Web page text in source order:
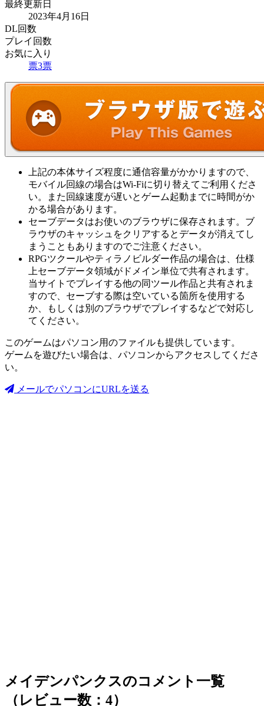
最終更新日
2023年4月16日
DL回数
プレイ回数
お気に入り
票3票
上記の本体サイズ程度に通信容量がかかりますので、
モバイル回線の場合はWi-Fiに切り替えてご利用くださ
い。また回線速度が遅いとゲーム起動までに時間がか
かる場合があります。
セーブデータはお使いのブラウザに保存されます。ブ
ラウザのキャッシュをクリアするとデータが消えてし
まうこともありますのでご注意ください。
RPGツクールやティラノビルダー作品の場合は、仕様
上セーブデータ領域がドメイン単位で共有されます。
当サイトでプレイする他の同ツール作品と共有されま
すので、セーブする際は空いている箇所を使用する
か、もしくは別のブラウザでプレイするなどで対応し
てください。
このゲームはパソコン用のファイルも提供しています。
ゲームを遊びたい場合は、パソコンからアクセスしてくださ
い。
メールでパソコンにURLを送る
メイデンパンクスのコメント一覧
（レビュー数：4）